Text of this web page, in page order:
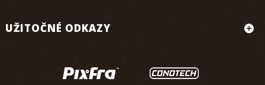
UŽITOČNÉ ODKAZY